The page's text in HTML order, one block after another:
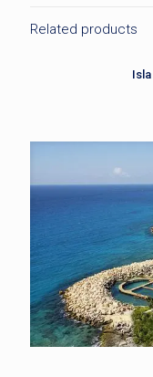
Related products